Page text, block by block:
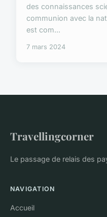
des connaissances
communion avec la
est com...
7 mars 2024
Travellingcorner
Le passage de relais des
NAVIGATION
Accueil